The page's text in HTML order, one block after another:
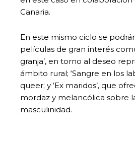
Canaria.
En este mismo ciclo se
películas de gran interés
granja’, en torno al deseo
ámbito rural; ‘Sangre en los
queer; y ‘Ex maridos’, que
mordaz y melancólica sobre
masculinidad.